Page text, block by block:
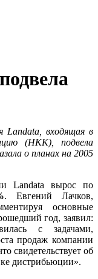
Landata, входящая в
(НКК), подвела
о планах на 2005
Landata вырос по
. Евгений Лачков,
основные
год, заявил:
с задачами,
продаж компании
свидетельствует об
дистрибьюции».